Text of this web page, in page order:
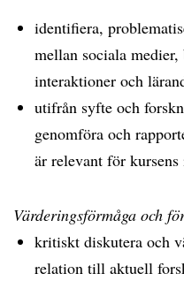
identifiera,
mellan sociala medier,
interaktioner och
utifrån syfte och
genomföra och
är relevant för
Värderingsförmåga och
kritiskt diskutera och
relation till aktuell